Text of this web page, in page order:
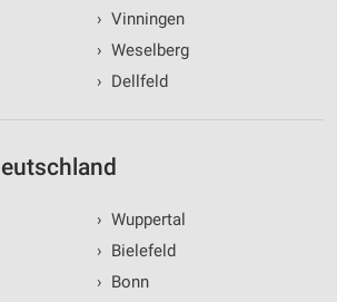
› Vinningen
› Weselberg
› Dellfeld
› Wuppertal
› Bielefeld
› Bonn